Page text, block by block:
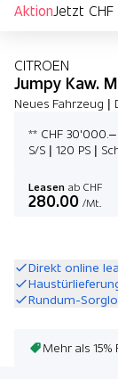
AktionJetzt CHF
CITROEN
Jumpy Kaw.
Neues Fahrzeug |
** CHF 30'000.–
S/S | 120 PS |
Leasen ab CHF
280.00 /Mt.
Direkt online
Rundum-
Mehr als